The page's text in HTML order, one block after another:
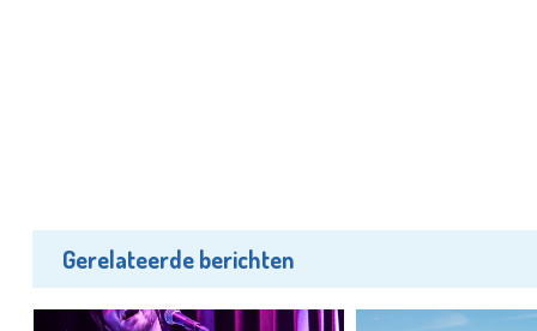
Gerelateerde berichten